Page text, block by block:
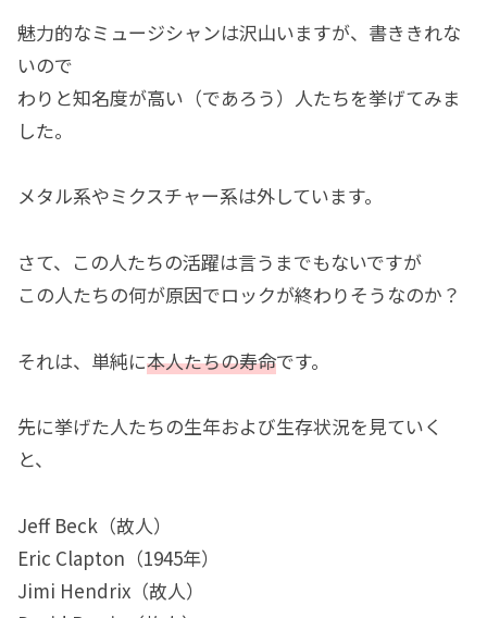
魅力的なミュージシャンは沢山いますが、書ききれな
いので
わりと知名度が高い（であろう）人たちを挙げてみま
した。
メタル系やミクスチャー系は外しています。
さて、この人たちの活躍は言うまでもないですが
この人たちの何が原因でロックが終わりそうなのか？
それは、単純に本人たちの寿命です。
先に挙げた人たちの生年および生存状況を見ていく
と、
Jeff Beck（故人）
Eric Clapton（1945年）
Jimi Hendrix（故人）